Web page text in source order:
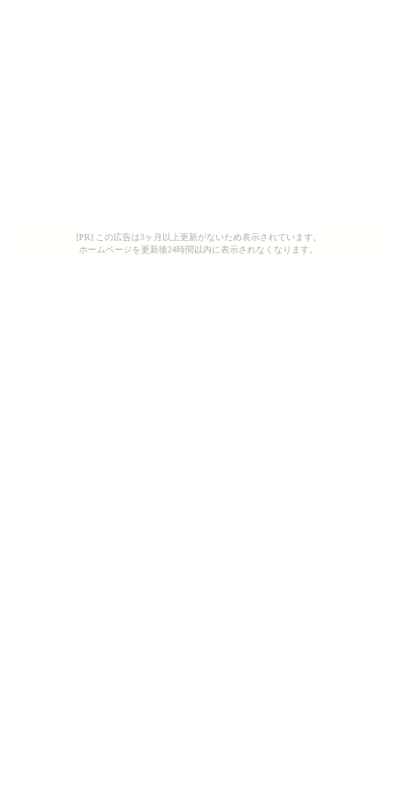
[PR] この広告は3ヶ月以上更新がないため表示されています。
ホームページを更新後24時間以内に表示されなくなります。